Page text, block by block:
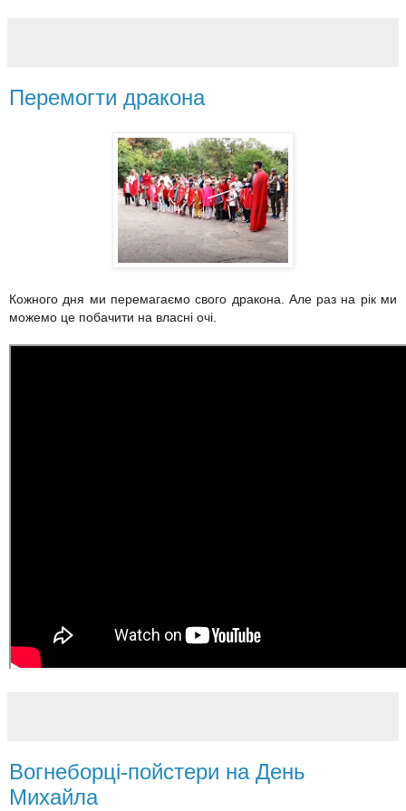
Перемогти дракона
Кожного дня ми перемагаємо свого дракона. Але раз на рік ми
можемо це побачити на власні очі.
Вогнеборці-пойстери на День
Михайла